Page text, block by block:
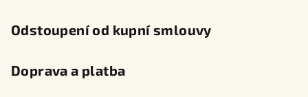
Odstoupení od kupní smlouvy
Doprava a platba